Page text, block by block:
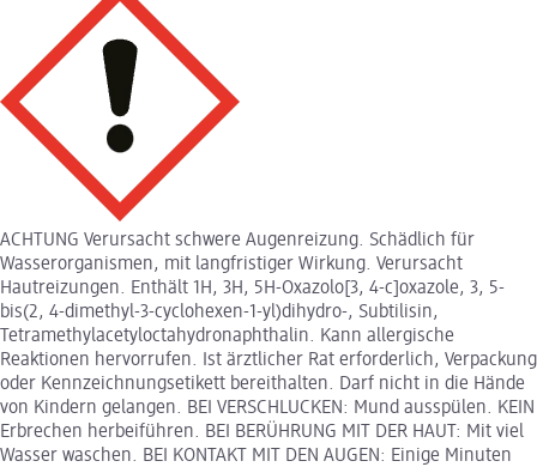
ACHTUNG Verursacht schwere Augenreizung. Schädlich für
Wasserorganismen, mit langfristiger Wirkung. Verursacht
Hautreizungen. Enthält 1H, 3H, 5H-Oxazolo[3, 4-c]oxazole, 3, 5-
bis(2, 4-dimethyl-3-cyclohexen-1-yl)dihydro-, Subtilisin,
Tetramethylacetyloctahydronaphthalin. Kann allergische
Reaktionen hervorrufen. Ist ärztlicher Rat erforderlich, Verpackung
oder Kennzeichnungsetikett bereithalten. Darf nicht in die Hände
von Kindern gelangen. BEI VERSCHLUCKEN: Mund ausspülen. KEIN
Erbrechen herbeiführen. BEI BERÜHRUNG MIT DER HAUT: Mit viel
Wasser waschen. BEI KONTAKT MIT DEN AUGEN: Einige Minuten